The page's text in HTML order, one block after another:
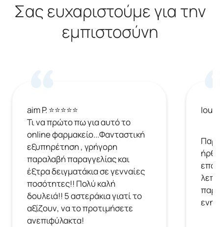
Σας ευχαριστούμε για την
εμπιστοσύνη
aim P. ⭐⭐⭐⭐⭐
Τι να πρώτο πω για αυτό το
online φαρμακείο...Φανταστική
εξυπηρέτηση , γρήγορη
παραλαβή παραγγελίας και
έξτρα δειγματάκια σε γενναίες
ποσότητες!! Πολύ καλή
δουλειά!! 5 αστεράκια γιατί το
αξίζουν, να το προτιμήσετε
ανεπιφύλακτα!
Ioulia